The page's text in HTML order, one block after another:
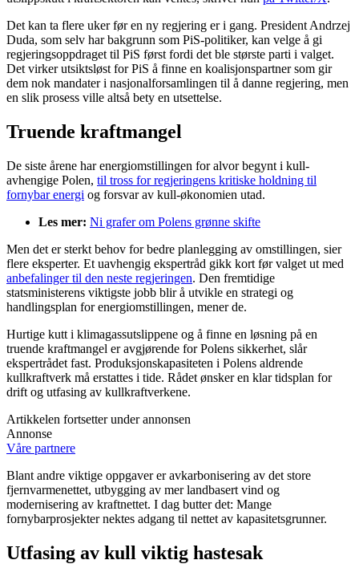
Det kan ta flere uker før en ny regjering er i gang. President Andrzej
Duda, som selv har bakgrunn som PiS-politiker, kan velge å gi
regjeringsoppdraget til PiS først fordi det ble største parti i valget.
Det virker utsiktsløst for PiS å finne en koalisjonspartner som gir
dem nok mandater i nasjonalforsamlingen til å danne regjering, men
en slik prosess ville altså bety en utsettelse.
Truende kraftmangel
De siste årene har energiomstillingen for alvor begynt i kull-
avhengige Polen, til tross for regjeringens kritiske holdning til
fornybar energi og forsvar av kull-økonomien utad.
Les mer: Ni grafer om Polens grønne skifte
Men det er sterkt behov for bedre planlegging av omstillingen, sier
flere eksperter. Et uavhengig ekspertråd gikk kort før valget ut med
anbefalinger til den neste regjeringen. Den fremtidige
statsministerens viktigste jobb blir å utvikle en strategi og
handlingsplan for energiomstillingen, mener de.
Hurtige kutt i klimagassutslippene og å finne en løsning på en
truende kraftmangel er avgjørende for Polens sikkerhet, slår
ekspertrådet fast. Produksjonskapasiteten i Polens aldrende
kullkraftverk må erstattes i tide. Rådet ønsker en klar tidsplan for
drift og utfasing av kullkraftverkene.
Artikkelen fortsetter under annonsen
Annonse
Våre partnere
Blant andre viktige oppgaver er avkarbonisering av det store
fjernvarmenettet, utbygging av mer landbasert vind og
modernisering av kraftnettet. I dag butter det: Mange
fornybarprosjekter nektes adgang til nettet av kapasitetsgrunner.
Utfasing av kull viktig hastesak